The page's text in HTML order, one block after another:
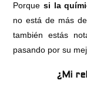
Porquesi la
no está de más
también estás
pasando por su
¿Mi